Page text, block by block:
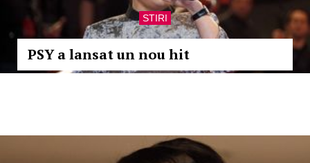
STIRI
PSY a lansat un nou hit